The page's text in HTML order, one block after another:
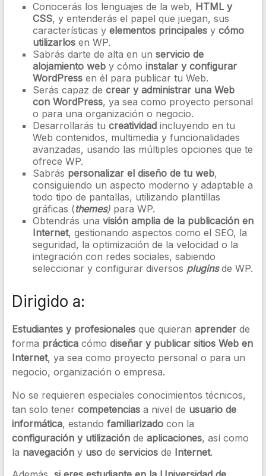
Conocerás los lenguajes de la web, HTML y
CSS, y entenderás el papel que juegan, sus
características y elementos principalesy cómo
utilizarlosen WP.
Sabrás darte de alta en un servicio de
alojamiento weby cómo instalar y configurar
WordPressen él para publicar tu Web.
Serás capaz de crear y administrar una Web
con WordPress, ya sea como proyecto personal
o para una organización o negocio.
Desarrollarás tu creatividadincluyendo en tu
Web contenidos, multimedia y funcionalidades
avanzadas, usando las múltiples opciones que te
ofrece WP.
Sabrás personalizar el diseño de tu web,
consiguiendo un aspecto moderno y adaptable a
todo tipo de pantallas, utilizando plantillas
gráficas (themes)para WP.
Obtendrás una visión amplia de la publicación en
Internet, gestionando aspectos como el SEO, la
seguridad, la optimización de la velocidad o la
integración con redes sociales, sabiendo
seleccionar y configurar diversos plugins de WP.
Dirigido a:
Estudiantes y profesionalesque quieran aprenderde
forma prácticacómo diseñar y publicar sitios Web en
Internet, ya sea como proyecto personal o para un
negocio, organización o empresa.
No se requieren especiales conocimientos técnicos,
tan solo tener competencias a nivel de usuario de
informática, estando familiarizadocon la
configuración y utilización de aplicaciones, así como
la navegacióny uso de servicios de Internet.